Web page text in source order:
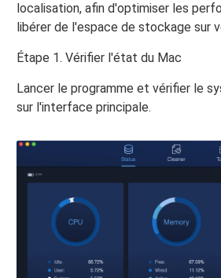
localisation, afin d'optimiser les
libérer de l'espace de stockage sur
Étape 1. Vérifier l'état du Mac
Lancer le programme et vérifier le
sur l'interface principale.